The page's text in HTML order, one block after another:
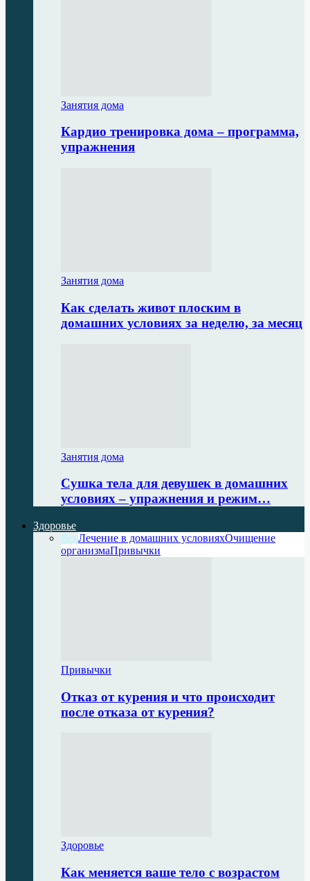
Занятия дома
Кардио тренировка дома – программа,
упражнения
Занятия дома
Как сделать живот плоским в
домашних условиях за неделю, за месяц
Занятия дома
Сушка тела для девушек в домашних
условиях – упражнения и режим…
Здоровье
ВсеЛечение в домашних условияхОчищение
организмаПривычки
Привычки
Отказ от курения и что происходит
после отказа от курения?
Здоровье
Как меняется ваше тело с возрастом